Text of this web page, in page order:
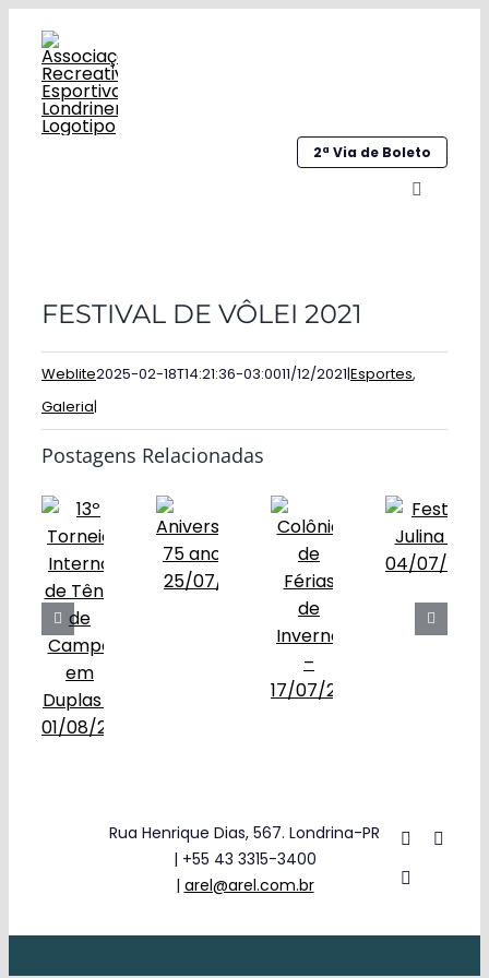
para
conteúdo
2ª Via de Boleto
Alternar
Institucional
Galeria
Esportes
Obras
Contato
FESTIVAL DE VÔLEI 2021
Weblite2025-02-18T14:21:36-03:0011/12/2021|Esportes,
Galeria|
Postagens Relacionadas
Rua Henrique Dias, 567. Londrina-PR
| +55 43 3315-3400
| arel@arel.com.br